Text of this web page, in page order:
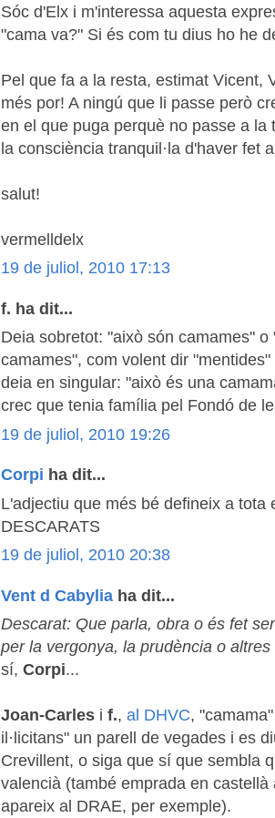
Sóc d'Elx i m'interessa aquesta
"cama va?" Si és com tu dius ho he
Pel que fa a la resta, estimat Vicent,
més por! A ningú que li passe però
en el que puga perquè no passe a la
la consciència tranquil·la d'haver fet
salut!
vermelldelx
19 de juliol, 2010 17:13
f. ha dit...
Deia sobretot: "això són camames"
camames", com volent dir
deia en singular: "això és una
crec que tenia família pel Fondó de
19 de juliol, 2010 19:26
Corpi ha dit...
L'adjectiu que més bé defineix a tota
DESCARATS
19 de juliol, 2010 20:38
Vent d Cabylia ha dit...
Descarat: Que parla, obra o és fet
per la vergonya, la prudència o altres
sí, Corpi...
Joan-Carles i f., al DHVC,
il·licitans" un parell de vegades i es
Crevillent, o siga que sí que sembla
valencià (també emprada en
apareix al DRAE, per exemple).